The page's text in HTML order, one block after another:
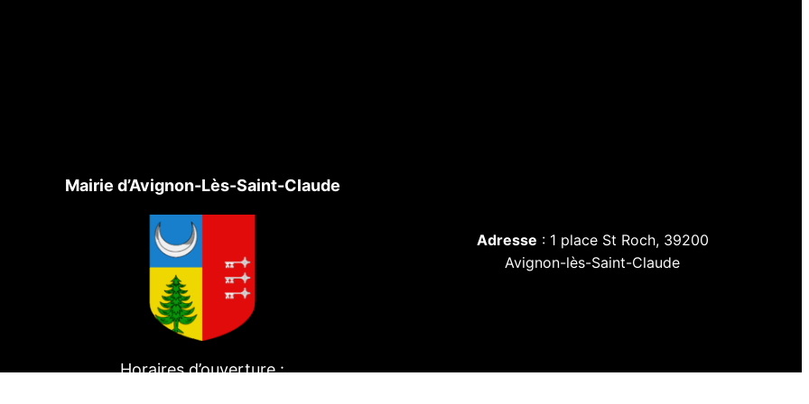
Mairie d’Avignon-Lès-Saint-Claude
Adresse : 1 place St Roch, 39200
Avignon-lès-Saint-Claude
Horaires d’ouverture :